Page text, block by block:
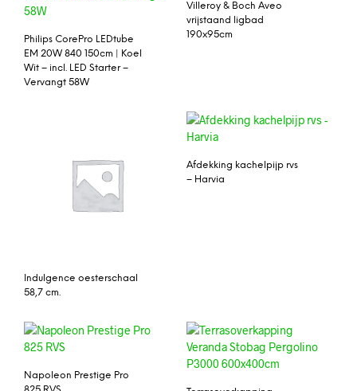
Philips CorePro LEDtube
EM 20W 840 150cm | Koel
Wit – incl. LED Starter –
Vervangt 58W
Villeroy & Boch Aveo
vrijstaand ligbad
190x95cm
Indulgence oesterschaal
58,7 cm.
Afdekking kachelpijp rvs
– Harvia
Napoleon Prestige Pro